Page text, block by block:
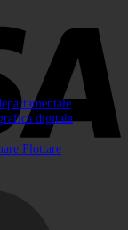
digitala
Plottare